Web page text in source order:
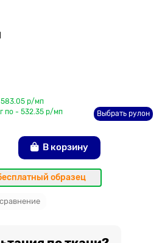
583.05 р/мп
по - 532.35 р/мп
Выбрать рулон
В корзину
образец